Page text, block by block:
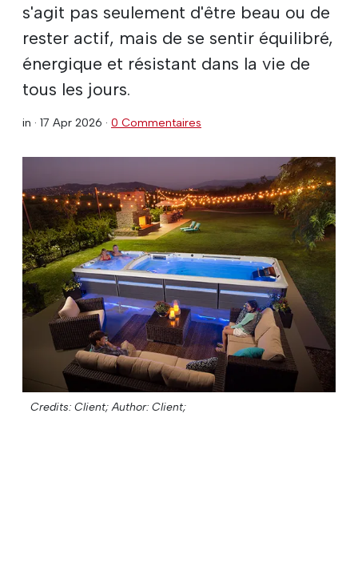
s'agit pas seulement d'être beau ou de
rester actif, mais de se sentir équilibré,
énergique et résistant dans la vie de
tous les jours.
in · 17 Apr 2026 · 0 Commentaires
Credits: Client; Author: Client;